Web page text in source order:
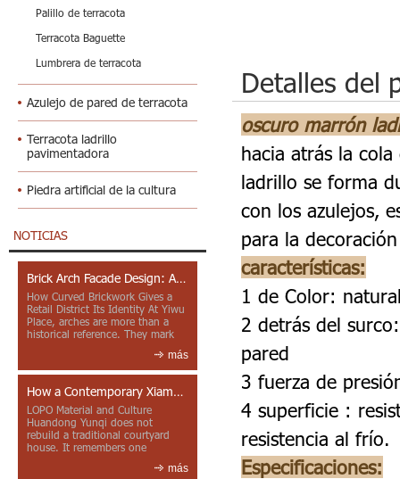
Palillo de terracota
Terracota Baguette
Lumbrera de terracota
Azulejo de pared de terracota
Terracota ladrillo
pavimentadora
Piedra artificial de la cultura
NOTICIAS
Brick Arch Facade Design: A Closer Look at Yiwu Place
How Curved Brickwork Gives a
Retail District Its Identity At Yiwu
Place, arches are more than a
historical reference. They mark
más
How a Contemporary Xiamen Project Reframes Minnan Red Brick
LOPO Material and Culture
Huandong Yunqi does not
rebuild a traditional courtyard
house. It remembers one
más
Detalles del
oscuro marrón
hacia atrás la
ladrillo se forma
con los azulejos,
para la
características:
1 de Color:
2 detrás del
pared
3 fuerza de
4 superficie :
resistencia al frío.
Especificaciones: